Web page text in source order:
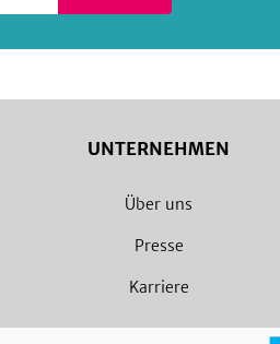
UNTERNEHMEN
Über uns
Presse
Karriere